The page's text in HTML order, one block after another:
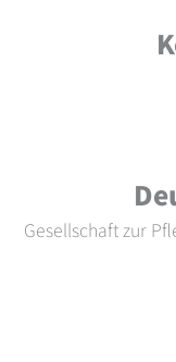
Gesellschaft zur